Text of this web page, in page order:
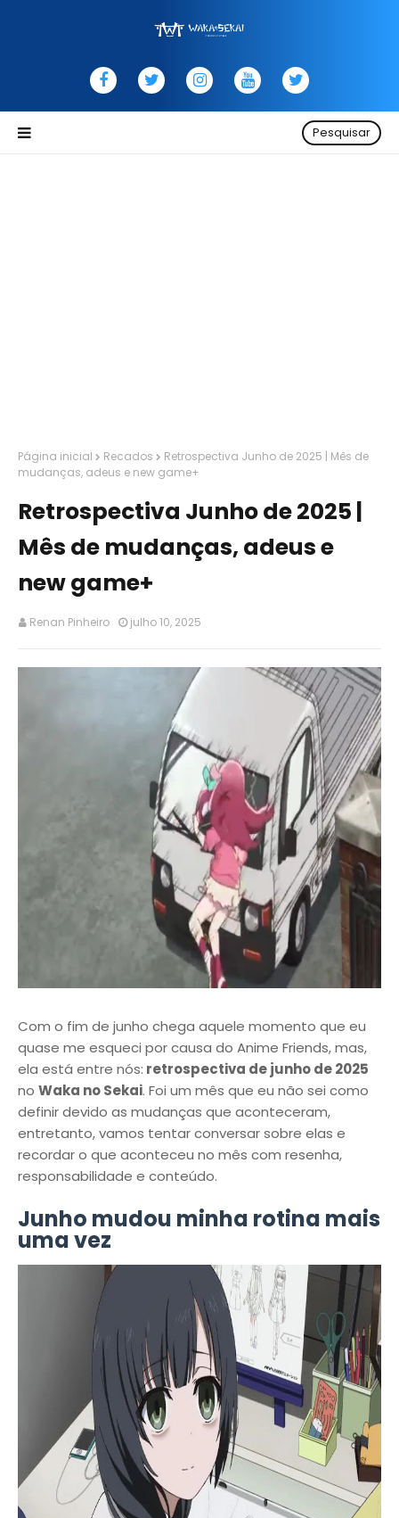
Pesquisar
Página inicial Recados
Retrospectiva Junho de 2025 | Mês de
mudanças, adeus e new game+
Retrospectiva Junho de 2025 |
Mês de mudanças, adeus e
new game+
Renan Pinheiro julho 10, 2025
Com o fim de junho chega aquele momento que eu
quase me esqueci por causa do Anime Friends, mas,
ela está entre nós: retrospectiva de junho de 2025
no Waka no Sekai. Foi um mês que eu não sei como
definir devido as mudanças que aconteceram,
entretanto, vamos tentar conversar sobre elas e
recordar o que aconteceu no mês com resenha,
responsabilidade e conteúdo.
Junho mudou minha rotina mais
uma vez